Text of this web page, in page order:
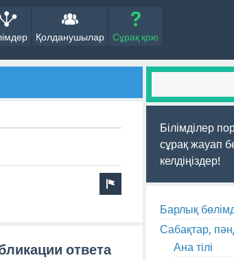
Қолданушылар Сұрақ қою
ответа
Білімділер
сұрақ жауап
келдіңіздер!
Барлық
Сабақтар,
Ана тілі